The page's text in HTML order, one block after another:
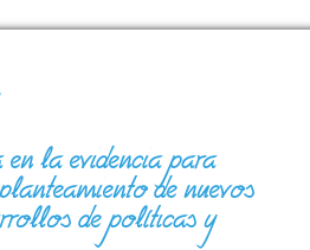
la evidencia para
de nuevos
de políticas y